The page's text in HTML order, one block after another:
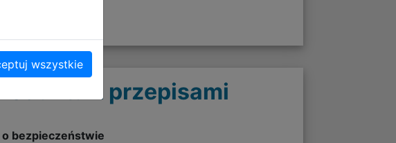
z przepisami
bezpieczeństwie
wszystkie